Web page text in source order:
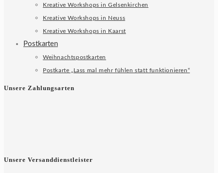
Kreative Workshops in Gelsenkirchen
Kreative Workshops in Neuss
Kreative Workshops in Kaarst
Postkarten
Weihnachtspostkarten
Postkarte „Lass mal mehr fühlen statt funktionieren“
Unsere Zahlungsarten
Unsere Versanddienstleister